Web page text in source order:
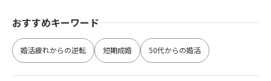
おすすめキーワード
婚活疲れからの逆転 短期成婚 50代からの婚活